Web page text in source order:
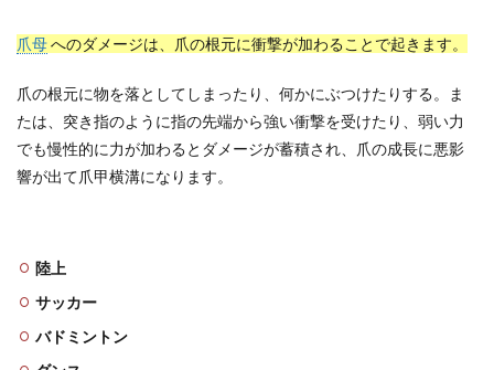
爪母へのダメージは、爪の根元に衝撃が加わることで起きます。
爪の根元に物を落としてしまったり、何かにぶつけたりする。ま
たは、突き指のように指の先端から強い衝撃を受けたり、弱い力
でも慢性的に力が加わるとダメージが蓄積され、爪の成長に悪影
響が出て爪甲横溝になります。
陸上
サッカー
バドミントン